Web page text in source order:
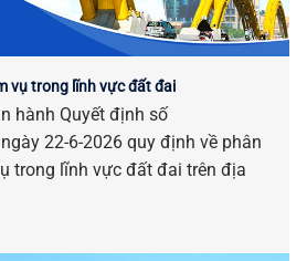
vụ trong lĩnh vực đất đai
hành Quyết định số
22-6-2026 quy định về phân
trong lĩnh vực đất đai trên địa